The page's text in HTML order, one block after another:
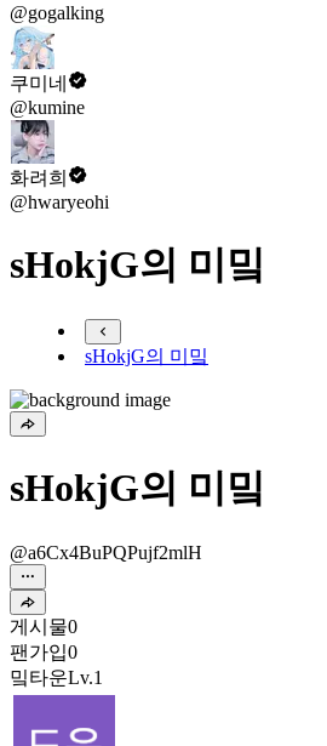
@gogalking
쿠미네
@kumine
화려희
@hwaryeohi
sHokjG의 미밐
sHokjG의 미밐
sHokjG의 미밐
@a6Cx4BuPQPujf2mlH
게시물0
팬가입0
밐타운Lv.1